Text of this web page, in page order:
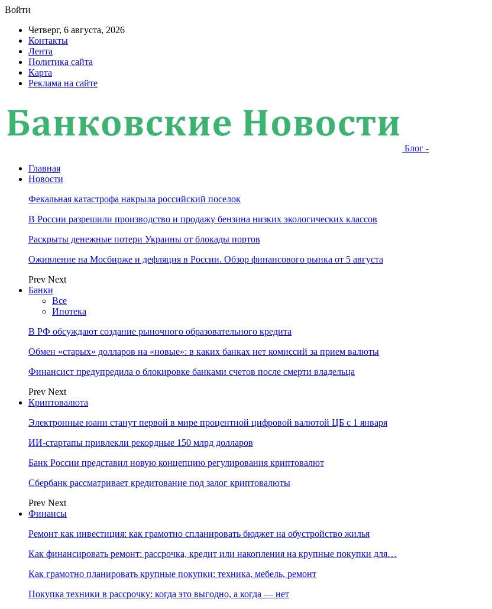
Войти
Четверг, 6 августа, 2026
Контакты
Лента
Политика сайта
Карта
Реклама на сайте
Блог -
Главная
Новости
Фекальная катастрофа накрыла российский поселок
В России разрешили производство и продажу бензина низких экологических классов
Раскрыты денежные потери Украины от блокады портов
Оживление на Мосбирже и дефляция в России. Обзор финансового рынка от 5 августа
Prev Next
Банки
Все
Ипотека
В РФ обсуждают создание рыночного образовательного кредита
Обмен «старых» долларов на «новые»: в каких банках нет комиссий за прием валюты
Финансист предупредила о блокировке банками счетов после смерти владельца
Prev Next
Криптовалюта
Электронные юани станут первой в мире процентной цифровой валютой ЦБ с 1 января
ИИ-стартапы привлекли рекордные 150 млрд долларов
Банк России представил новую концепцию регулирования криптовалют
Сбербанк рассматривает кредитование под залог криптовалюты
Prev Next
Финансы
Ремонт как инвестиция: как грамотно спланировать бюджет на обустройство жилья
Как финансировать ремонт: рассрочка, кредит или накопления на крупные покупки для…
Как грамотно планировать крупные покупки: техника, мебель, ремонт
Покупка техники в рассрочку: когда это выгодно, а когда — нет